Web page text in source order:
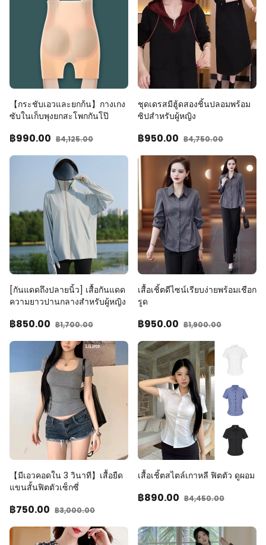
【กระชับเอวและยกก้น】กางเกง
ซับในเก็บพุงยกสะโพกกันโป๊
฿990.00 ฿4,125.00
ชุดเดรสมีฮู้ดสองชิ้นปลอมพร้อม
ซิปสำหรับผู้หญิง
฿950.00 ฿4,750.00
[กันแดดถึงปลายนิ้ว] เสื้อกันแดด
ความยาวปานกลางสำหรับผู้หญิง
฿850.00 ฿1,700.00
เสื้อเชิ้ตดีไซน์เรียบง่ายพร้อมเชือก
รูด
฿950.00 ฿1,900.00
【มีเอวคอดใน 3 วินาที】เสื้อยืด
แขนสั้นฟิตตัวเซ็กซี่
฿750.00 ฿3,000.00
เสื้อเชิ้ตสไตล์เกาหลี ฟิตตัว ดูผอม
฿890.00 ฿4,450.00